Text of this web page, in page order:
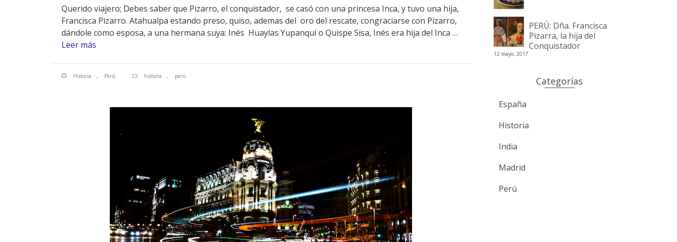
Querido viajero; Debes saber que Pizarro, el conquistador, se casó con una princesa Inca, y tuvo una hija,
Francisca Pizarro. Atahualpa estando preso, quiso, ademas del oro del rescate, congraciarse con Pizarro,
dándole como esposa, a una hermana suya: Inés Huaylas Yupanqui o Quispe Sisa, Inés era hija del Inca …
Leer más
Historia , Perú historia , perú
PERÚ: Dña. Francisca
Pizarra, la hija del
Conquistador
12 mayo, 2017
Categorías
España
Historia
India
Madrid
Perú